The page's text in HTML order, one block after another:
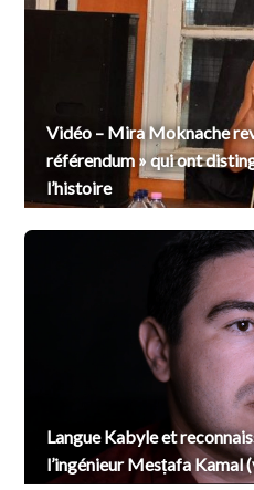
Vidéo – Mira Moknache
référendum » qui ont
l’histoire
Langue Kabyle et
l’ingénieur Mesṭafa Kamal